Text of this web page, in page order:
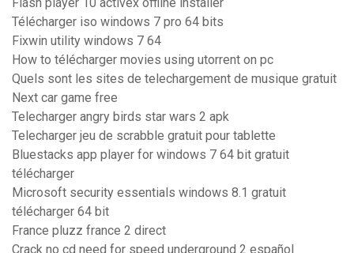
Flash player 10 activex offline installer
Télécharger iso windows 7 pro 64 bits
Fixwin utility windows 7 64
How to télécharger movies using utorrent on pc
Quels sont les sites de telechargement de musique gratuit
Next car game free
Telecharger angry birds star wars 2 apk
Telecharger jeu de scrabble gratuit pour tablette
Bluestacks app player for windows 7 64 bit gratuit
télécharger
Microsoft security essentials windows 8.1 gratuit
télécharger 64 bit
France pluzz france 2 direct
Crack no cd need for speed underground 2 español